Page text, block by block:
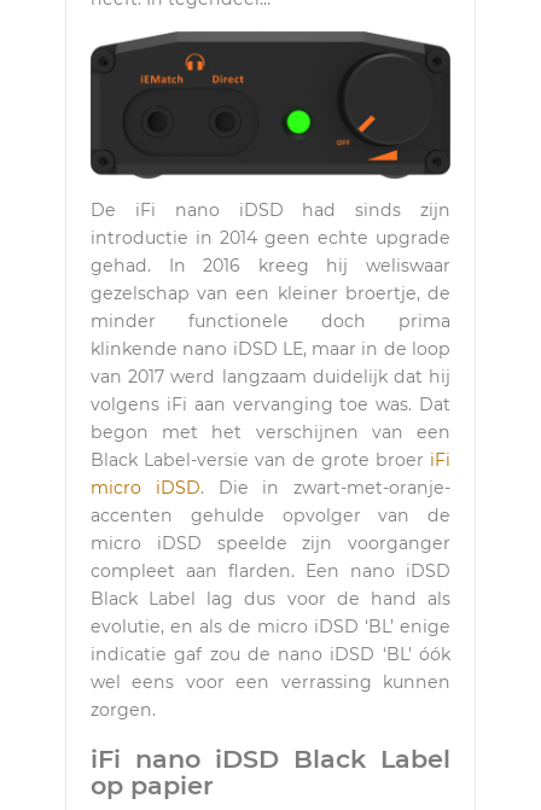
De iFi nano iDSD had sinds zijn
introductie in 2014 geen echte upgrade
gehad. In 2016 kreeg hij weliswaar
gezelschap van een kleiner broertje, de
minder functionele doch prima
klinkende nano iDSD LE, maar in de loop
van 2017 werd langzaam duidelijk dat hij
volgens iFi aan vervanging toe was. Dat
begon met het verschijnen van een
Black Label-versie van de grote broer iFi
micro iDSD. Die in zwart-met-oranje-
accenten gehulde opvolger van de
micro iDSD speelde zijn voorganger
compleet aan flarden. Een nano iDSD
Black Label lag dus voor de hand als
evolutie, en als de micro iDSD ‘BL’ enige
indicatie gaf zou de nano iDSD ‘BL’ óók
wel eens voor een verrassing kunnen
zorgen.
iFi nano iDSD Black Label
op papier